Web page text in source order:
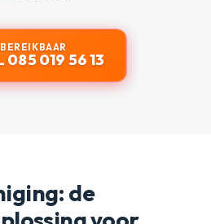
085 019 56 13
de